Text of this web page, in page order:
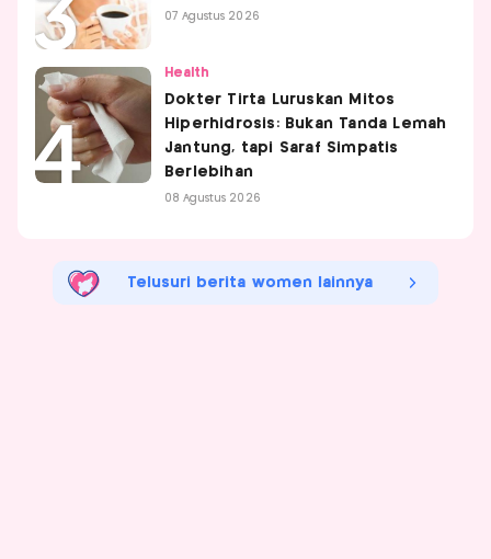
07 Agustus 2026
Health
Dokter Tirta Luruskan Mitos
Hiperhidrosis: Bukan Tanda Lemah
Jantung, tapi Saraf Simpatis
Berlebihan
08 Agustus 2026
Telusuri berita women lainnya